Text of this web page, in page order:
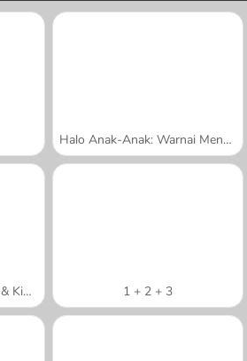
Halo Anak-Anak: Warnai Menurut Nomor
Happy Village - Toddlers & Kids Educational Games 1 + 2 + 3